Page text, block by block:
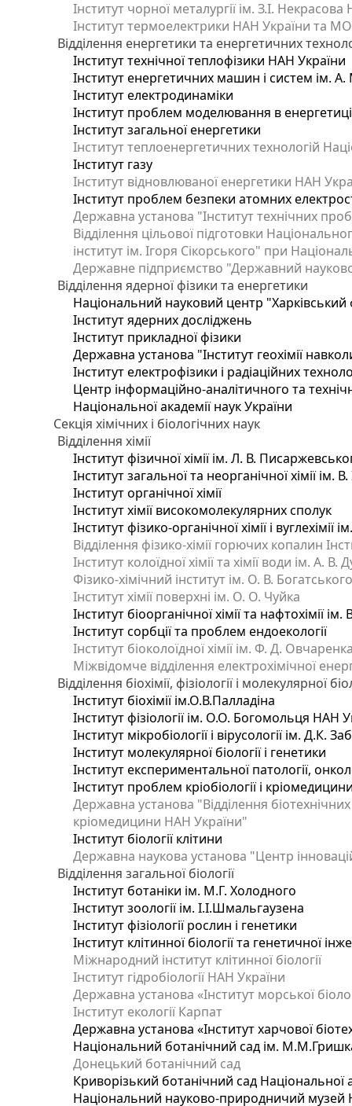
Інститут чорної металургії ім. З.І.
Інститут термоелектрики НАН України та
Відділення енергетики та енергетичних
Інститут технічної теплофізики НАН України
Інститут енергетичних машин і систем ім.
Інститут електродинаміки
Інститут проблем моделювання в
Інститут загальної енергетики
Інститут теплоенергетичних технологій
Інститут газу
Інститут відновлюваної енергетики НАН
Інститут проблем безпеки атомних
Державна установа "Інститут технічних
Відділення цільової підготовки
інститут ім. Ігоря Сікорського" при
Державне підприємство "Державний
Відділення ядерної фізики та енергетики
Національний науковий центр "Харківський
Інститут ядерних досліджень
Інститут прикладної фізики
Державна установа "Інститут геохімії
Інститут електрофізики і радіаційних
Центр інформаційно-аналітичного та
Національної академії наук України
Секція хімічних і біологічних наук
Відділення хімії
Інститут фізичної хімії ім. Л. В.
Інститут загальної та неорганічної хімії ім.
Інститут органічної хімії
Інститут хімії високомолекулярних сполук
Інститут фізико-органічної хімії і
Відділення фізико-хімії горючих копалин
Інститут колоїдної хімії та хімії води ім. А.
Фізико-хімічний інститут ім. О. В.
Інститут хімії поверхні ім. О. О. Чуйка
Інститут біоорганічної хімії та нафтохімії
Інститут сорбції та проблем ендоекології
Інститут біоколоїдної хімії ім. Ф. Д.
Міжвідомче відділення електрохімічної
Відділення біохімії, фізіології і молекулярної
Інститут біохімії ім.О.В.Палладіна
Інститут фізіології ім. О.О. Богомольця НАН
Інститут мікробіології і вірусології ім. Д.К.
Інститут молекулярної біології і генетики
Інститут експериментальної патології,
Інститут проблем кріобіології і
Державна установа "Відділення
кріомедицини НАН України"
Інститут біології клітини
Державна наукова установа "Центр
Відділення загальної біології
Інститут ботаніки ім. М.Г. Холодного
Інститут зоології ім. І.І.Шмальгаузена
Інститут фізіології рослин і генетики
Інститут клітинної біології та генетичної
Міжнародний інститут клітинної біології
Інститут гідробіології НАН України
Державна установа «Інститут морської
Інститут екології Карпат
Державна установа «Інститут харчової
Національний ботанічний сад ім.
Донецький ботанічний сад
Криворізький ботанічний сад Національної
Національний науково-природничий музей